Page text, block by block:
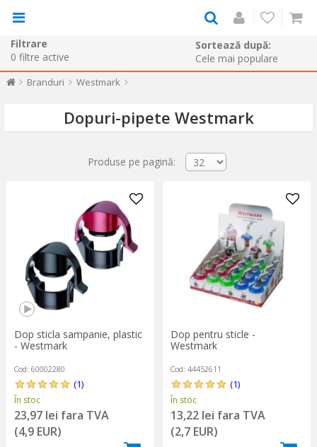
Filtrare
0 filtre active
Sortează după:
Branduri Westmark
Dopuri-pipete Westmark
Produse pe pagină:
Dop sticla sampanie, plastic
- Westmark
Cod: 60002280
(1)
În stoc
23,97 lei fara TVA
(4,9 EUR)
Dop pentru sticle -
Westmark
Cod: 44452611
(1)
În stoc
13,22 lei fara TVA
(2,7 EUR)